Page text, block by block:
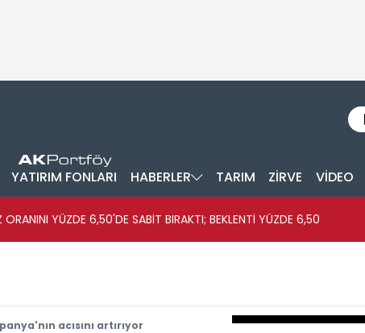
YATIRIM FONLARI HABERLER TARIM ZİRVE VİDEO
ORANINI YÜZDE 6,50'DE SABİT BIRAKTI; BEKLENTİ YÜZDE 6,50
acısını artırıyor